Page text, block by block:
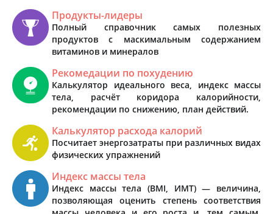
Продукты-лидеры
Полный справочник самых полезных
продуктов с маскимальным содержанием
витаминов и минералов
Рекомедации по похудению
Калькулятор идеального веса, индекс массы
тела, расчёт коридора калорийности,
рекомендации по снижению, план действий.
Калькулятор расхода калорий
Посчитает энергозатраты при различных видах
физических упражнений
Индекс массы тела
Индекс массы тела (BMI, ИМТ) — величина,
позволяющая оценить степень соответствия